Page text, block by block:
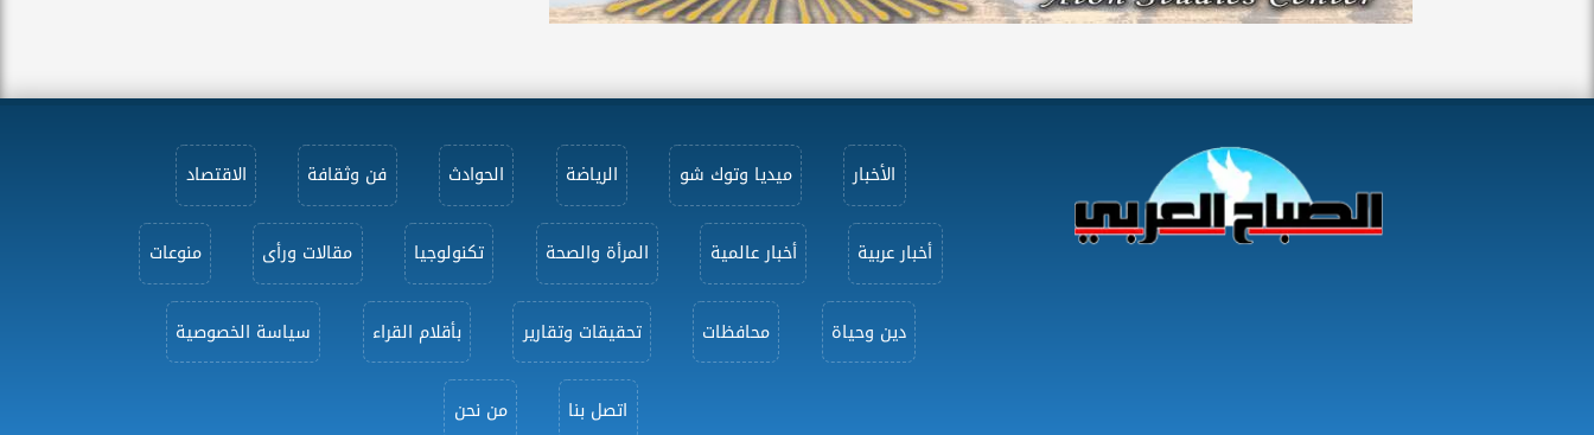
الأخبار ميديا وتوك شو الرياضة الحوادث فن وثقافة الاقتصاد
أخبار عربية أخبار عالمية المرأة والصحة تكنولوجيا مقالات ورأى منوعات
دين وحياة محافظات تحقيقات وتقارير بأقلام القراء سياسة الخصوصية
اتصل بنا من نحن